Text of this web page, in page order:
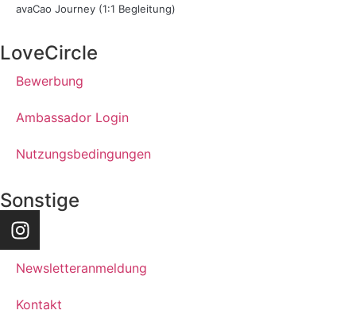
avaCao Journey (1:1 Begleitung)
LoveCircle
Bewerbung
Ambassador Login
Nutzungsbedingungen
Sonstige
Newsletteranmeldung
Kontakt